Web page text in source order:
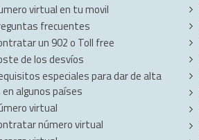
virtual en tu movil
frecuentes
un 902 o Toll free
de los desvíos
especiales para dar de alta
algunos países
virtual
número virtual